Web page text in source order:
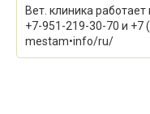
Вет. клиника
+7-951-219-30-70 и +7
mestam•info/ru/